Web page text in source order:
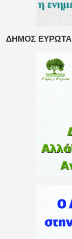
ΔΗΜΟΣ ΕΥΡΩΤΑ